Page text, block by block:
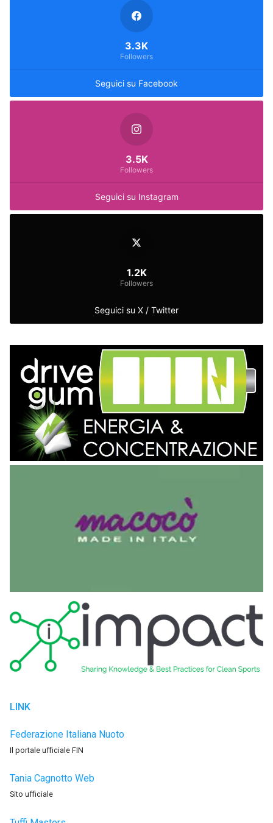
Seguici su Facebook
3.3K
Followers
Seguici su Instagram
3.5K
Followers
Seguici su X / Twitter
1.2K
Followers
LINK
Federazione Italiana Nuoto
Il portale ufficiale FIN
Tania Cagnotto Web
Sito ufficiale